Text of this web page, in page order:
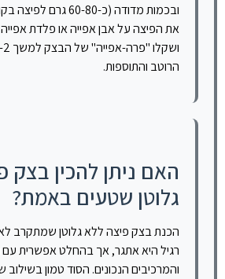
את הפיצה על אבן אפייה או פלדת
הרוטב והתוספות.
האם ניתן להכין בצק
גלוטן שטעים באמת?
הכנת בצק פיצה ללא גלוטן שמתקרב
רגיל היא אתגר, אך בהחלט אפשרית עם
והמרכיבים הנכונים. הסוד טמון